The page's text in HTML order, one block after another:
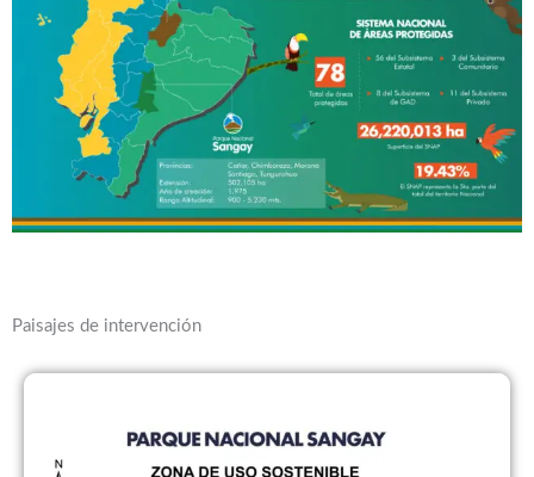
Paisajes de intervención